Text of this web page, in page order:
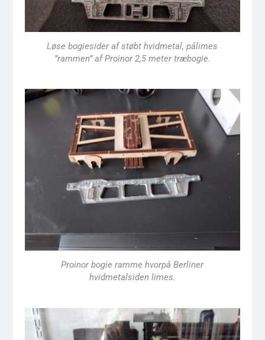
Løse bogiesider af støbt hvidmetal, pålimes
”rammen” af Proinor 2,5 meter træbogie.
Proinor bogie ramme hvorpå Berliner
hvidmetalsiden limes.